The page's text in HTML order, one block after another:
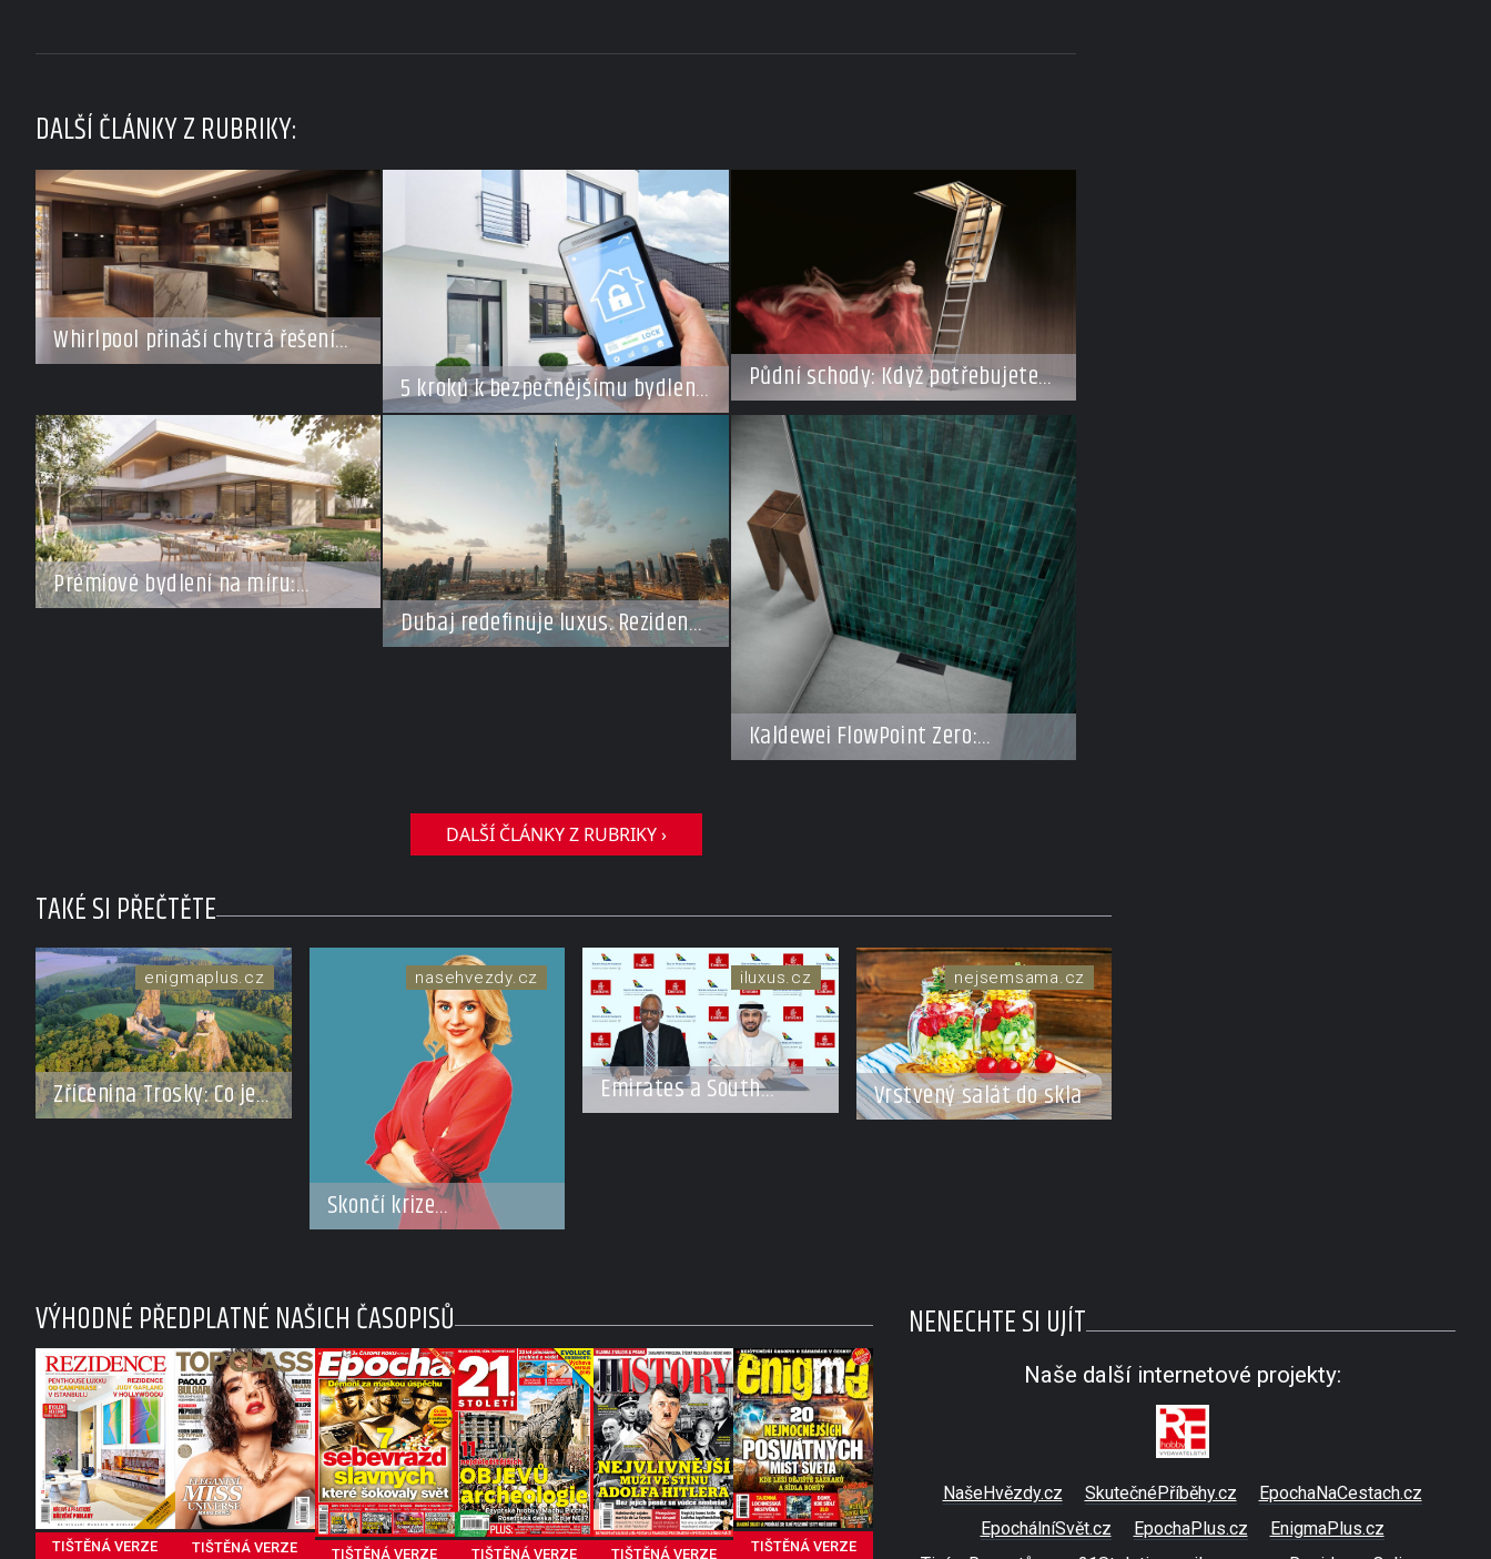
DALŠÍ ČLÁNKY Z RUBRIKY:
Whirlpool přináší chytrá řešení
pro každý styl vaření 5 kroků k bezpečnějšímu bydlení
v době dovolené
Půdní schody: Když potřebujete
ušetřit místo, ale nechcete dělat
kompromisy
Prémiové bydlení na míru:
Investoři se vracejí do Česka, Dubaj redefinuje luxus. Rezidence
za miliardy dnes připomínají
Kaldewei FlowPoint Zero:
Elegance a funkčnost na nejvyšší
DALŠÍ ČLÁNKY Z RUBRIKY ›
TAKÉ SI PŘEČTĚTE
Zřícenina Trosky: Co je
pravdy na zvěstech o
enigmaplus.cz
Skončí krize
Trmalových drsným
nasehvezdy.cz
Emirates a South
African Airways
iluxus.cz
Vrstvený salát do skla
nejsemsama.cz
VÝHODNÉ PŘEDPLATNÉ NAŠICH ČASOPISŮ
TIŠTĚNÁ VERZE TIŠTĚNÁ VERZE TIŠTĚNÁ VERZE TIŠTĚNÁ VERZE TIŠTĚNÁ VERZE
TIŠTĚNÁ VERZE
NENECHTE SI UJÍT
Naše další internetové projekty:
NašeHvězdy.cz SkutečnéPříběhy.cz
EpochaNaCestach.cz
EpochálníSvět.cz
EpochaPlus.cz
EnigmaPlus.cz